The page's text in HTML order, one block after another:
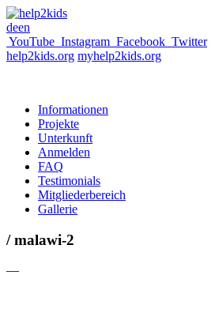
deen
YouTube Instagram Facebook Twitter
help2kids.org myhelp2kids.org
Informationen
Projekte
Unterkunft
Anmelden
FAQ
Testimonials
Mitgliederbereich
Gallerie
/ malawi-2
—